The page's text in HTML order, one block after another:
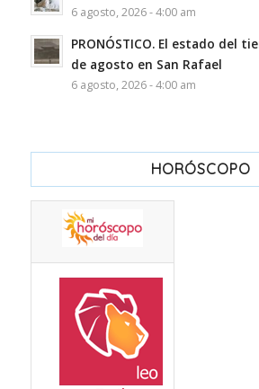
6 agosto, 2026 - 4:00 am
PRONÓSTICO. El estado del
de agosto en San Rafael
6 agosto, 2026 - 4:00 am
HORÓSCOPO